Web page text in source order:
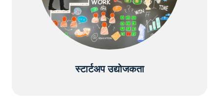
स्टार्टअप उद्योजकता